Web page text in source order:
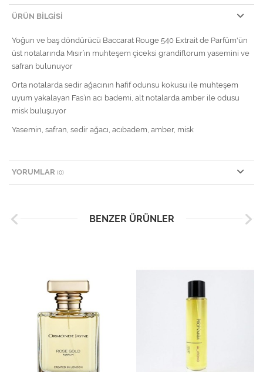
ÜRÜN BILGISI
Yoğun ve baş döndürücü Baccarat Rouge 540 Extrait de Parfüm'ün
üst notalarında Mısır’ın muhteşem çiceksi grandiflorum yasemini ve
safran bulunuyor
Orta notalarda sedir ağacının hafif odunsu kokusu ile muhteşem
uyum yakalayan Fas’ın acı bademi, alt notalarda amber ile odusu
misk buluşuyor
Yasemin, safran, sedir ağacı, acıbadem, amber, misk
YORUMLAR (0)
BENZER ÜRÜNLER